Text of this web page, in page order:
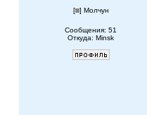
[ ] Молчун
Сообщения: 51
Откуда: Minsk